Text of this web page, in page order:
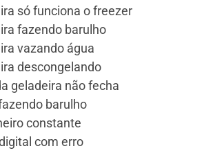
só funciona o freezer
fazendo barulho
vazando água
descongelando
geladeira não fecha
barulho
constante
com erro